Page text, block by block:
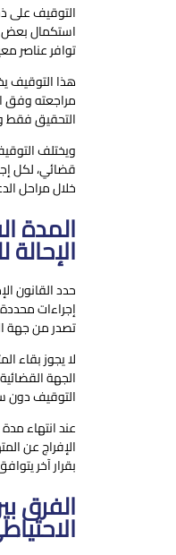
التوقيف على
استكمال بعض
توافر عناصر
هذا التوقيف
مراجعته وفق
التحقيق فقط
ويختلف
قضائي، لكل
خلال مراحل
المدة
حدد القانون
إجراءات
تصدر من جهة
لا يجوز بقاء
الجهة
التوقيف دون
عند انتهاءمدة
الإفراج عن
بقرار آخر
الفرق